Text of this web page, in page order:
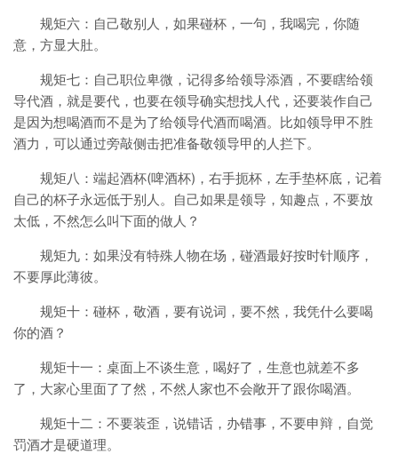
规矩六：自己敬别人，如果碰杯，一句，我喝完，你随
意，方显大肚。
规矩七：自己职位卑微，记得多给领导添酒，不要瞎给领
导代酒，就是要代，也要在领导确实想找人代，还要装作自己
是因为想喝酒而不是为了给领导代酒而喝酒。比如领导甲不胜
酒力，可以通过旁敲侧击把准备敬领导甲的人拦下。
规矩八：端起酒杯(啤酒杯)，右手扼杯，左手垫杯底，记着
自己的杯子永远低于别人。自己如果是领导，知趣点，不要放
太低，不然怎么叫下面的做人？
规矩九：如果没有特殊人物在场，碰酒最好按时针顺序，
不要厚此薄彼。
规矩十：碰杯，敬酒，要有说词，要不然，我凭什么要喝
你的酒？
规矩十一：桌面上不谈生意，喝好了，生意也就差不多
了，大家心里面了了然，不然人家也不会敞开了跟你喝酒。
规矩十二：不要装歪，说错话，办错事，不要申辩，自觉
罚酒才是硬道理。